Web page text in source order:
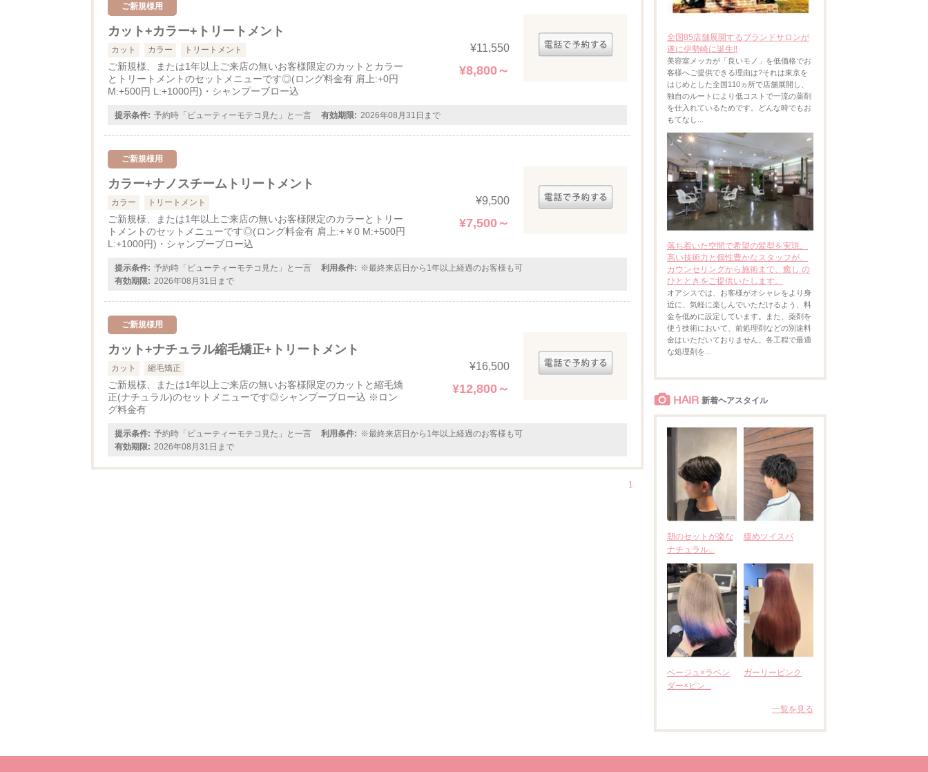
ご新規様用
カット+カラー+トリートメント
カット カラー トリートメント
ご新規様、または1年以上ご来店の無いお客様限定のカットとカラー
とトリートメントのセットメニューです◎(ロング料金有 肩上:+0円
M:+500円 L:+1000円)・シャンプーブロー込
¥11,550
¥8,800～
提示条件: 予約時「ビューティーモテコ見た」と一言 有効期限: 2026年08月31日まで
ご新規様用
カラー+ナノスチームトリートメント
カラー トリートメント
ご新規様、または1年以上ご来店の無いお客様限定のカラーとトリー
トメントのセットメニューです◎(ロング料金有 肩上:+￥0 M:+500円
L:+1000円)・シャンプーブロー込
¥9,500
¥7,500～
提示条件: 予約時「ビューティーモテコ見た」と一言 利用条件: ※最終来店日から1年以上経過のお客様も可
有効期限: 2026年08月31日まで
ご新規様用
カット+ナチュラル縮毛矯正+トリートメント
カット 縮毛矯正
ご新規様、または1年以上ご来店の無いお客様限定のカットと縮毛矯
正(ナチュラル)のセットメニューです◎シャンプーブロー込 ※ロン
グ料金有
¥16,500
¥12,800～
提示条件: 予約時「ビューティーモテコ見た」と一言 利用条件: ※最終来店日から1年以上経過のお客様も可
有効期限: 2026年08月31日まで
1
全国85店舗展開するブランドサロンが
遂に伊勢崎に誕生!!
美容室メッカが「良いモノ」を低価格でお
客様へご提供できる理由は?それは東京を
はじめとした全国110ヵ所で店舗展開し、
独自のルートにより低コストで一流の薬剤
を仕入れているためです。どんな時でもお
もてなし...
落ち着いた空間で希望の髪型を実現。
高い技術力と個性豊かなスタッフが、
カウンセリングから施術まで、癒し の
ひとときをご提供いたします。
オアシスでは、お客様がオシャレをより身
近に、気軽に楽しんでいただけるよう、料
金を低めに設定しています。また、薬剤を
使う技術において、前処理剤などの別途料
金はいただいておりません。各工程で最適
な処理剤を...
HAIR 新着ヘアスタイル
朝のセットが楽な
ナチュラル...
緩めツイスパ
ベージュ×ラベン
ダー×ピン...
ガーリーピンク
一覧を見る